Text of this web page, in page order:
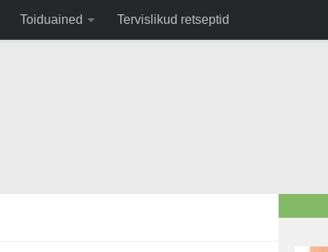
Toiduained Tervislikud retseptid